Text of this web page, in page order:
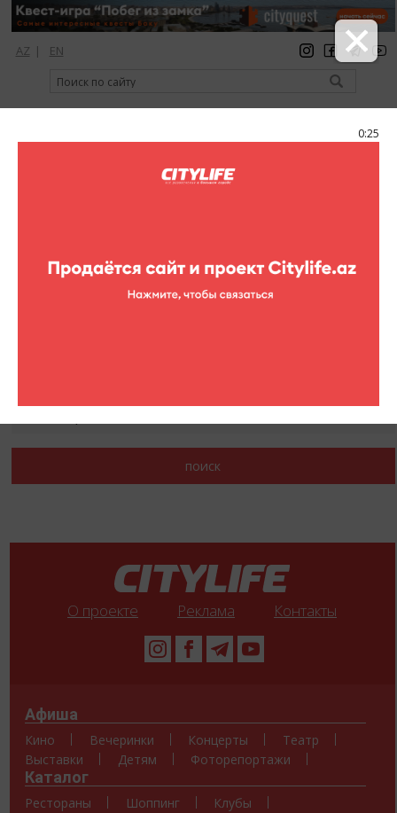
0:25
AZ | EN
регистрация вход Citylife Magazine
О проекте Реклама Контакты
Афиша
Кино Вечеринки Концерты
Театр
Выставки
Детям Фоторепортажи
Каталог
Рестораны Шоппинг
Клубы